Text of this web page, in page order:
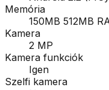
Memória
150MB 512MB
Kamera
2 MP
Kamera funkciók
Igen
Szelfi kamera